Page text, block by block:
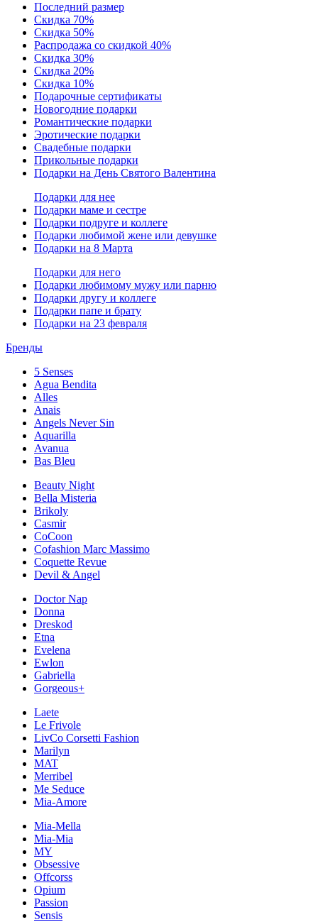
Последний размер
Скидка 70%
Скидка 50%
Распродажа со скидкой 40%
Скидка 30%
Скидка 20%
Скидка 10%
Подарочные сертификаты
Новогодние подарки
Романтические подарки
Эротические подарки
Свадебные подарки
Прикольные подарки
Подарки на День Святого Валентина
Подарки для нее
Подарки маме и сестре
Подарки подруге и коллеге
Подарки любимой жене или девушке
Подарки на 8 Марта
Подарки для него
Подарки любимому мужу или парню
Подарки другу и коллеге
Подарки папе и брату
Подарки на 23 февраля
Бренды
5 Senses
Agua Bendita
Alles
Anais
Angels Never Sin
Aquarilla
Avanua
Bas Bleu
Beauty Night
Bella Misteria
Brikoly
Casmir
CoCoon
Cofashion Marc Massimo
Coquette Revue
Devil & Angel
Doctor Nap
Donna
Dreskod
Etna
Evelena
Ewlon
Gabriella
Gorgeous+
Laete
Le Frivole
LivCo Corsetti Fashion
Marilyn
MAT
Merribel
Me Seduce
Mia-Amore
Mia-Mella
Mia-Mia
MY
Obsessive
Offcorss
Opium
Passion
Sensis